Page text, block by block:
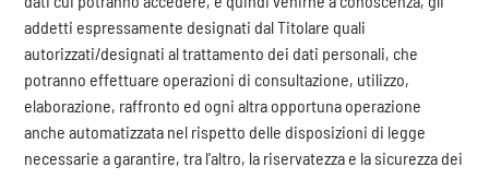
addetti espressamente designati dal Titolare quali
autorizzati/designati al trattamento dei dati personali, che
potranno effettuare operazioni di consultazione, utilizzo,
elaborazione, raffronto ed ogni altra opportuna operazione
anche automatizzata nel rispetto delle disposizioni di legge
necessarie a garantire, tra l'altro, la riservatezza e la sicurezza dei